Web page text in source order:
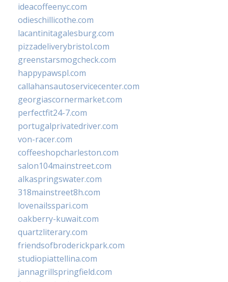
ideacoffeenyc.com
odieschillicothe.com
lacantinitagalesburg.com
pizzadeliverybristol.com
greenstarsmogcheck.com
happypawspl.com
callahansautoservicecenter.com
georgiascornermarket.com
perfectfit24-7.com
portugalprivatedriver.com
von-racer.com
coffeeshopcharleston.com
salon104mainstreet.com
alkaspringswater.com
318mainstreet8h.com
lovenailsspari.com
oakberry-kuwait.com
quartzliterary.com
friendsofbroderickpark.com
studiopiattellina.com
jannagrillspringfield.com